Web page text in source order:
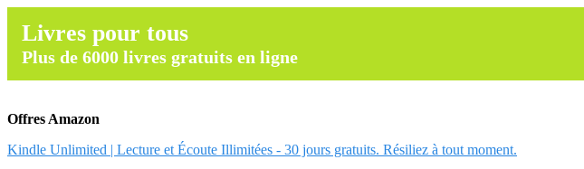
Livres pour tous
Plus de 6000 livres gratuits en ligne
Offres Amazon
Kindle Unlimited | Lecture et Écoute Illimitées - 30 jours gratuits. Résiliez à tout moment.